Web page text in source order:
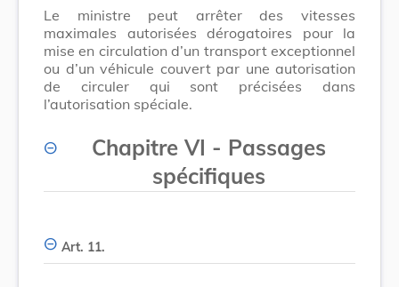
Le ministre peut arrêter des vitesses
maximales autorisées dérogatoires pour la
mise en circulation d’un transport exceptionnel
ou d’un véhicule couvert par une autorisation
de circuler qui sont précisées dans
l’autorisation spéciale.
Chapitre VI - Passages
spécifiques
Art. 11.